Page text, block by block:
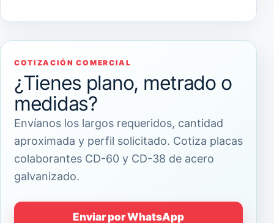
COTIZACIÓN COMERCIAL
¿Tienes plano, metrado o
medidas?
Envíanos los largos requeridos, cantidad
aproximada y perfil solicitado. Cotiza placas
colaborantes CD-60 y CD-38 de acero
galvanizado.
Enviar por WhatsApp